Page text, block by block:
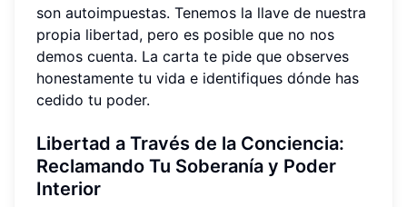
son autoimpuestas. Tenemos la llave de nuestra
propia libertad, pero es posible que no nos
demos cuenta. La carta te pide que observes
honestamente tu vida e identifiques dónde has
cedido tu poder.
Libertad a Través de la Conciencia:
Reclamando Tu Soberanía y Poder
Interior